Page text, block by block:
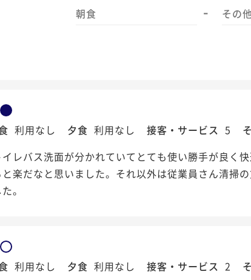
朝食 - その
利用なし 夕食 利用なし 接客・サービス 5
レバス洗面が分かれていてとても使い勝手が良く
楽だなと思いました。それ以外は従業員さん清掃
。
利用なし 夕食 利用なし 接客・サービス 2